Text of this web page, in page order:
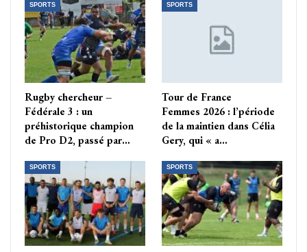
SPORTS
Rugby chercheur –
Fédérale 3 : un
préhistorique champion
de Pro D2, passé par…
SPORTS
Tour de France
Femmes 2026 : l’période
de la maintien dans Célia
Gery, qui « a…
SPORTS SPORTS